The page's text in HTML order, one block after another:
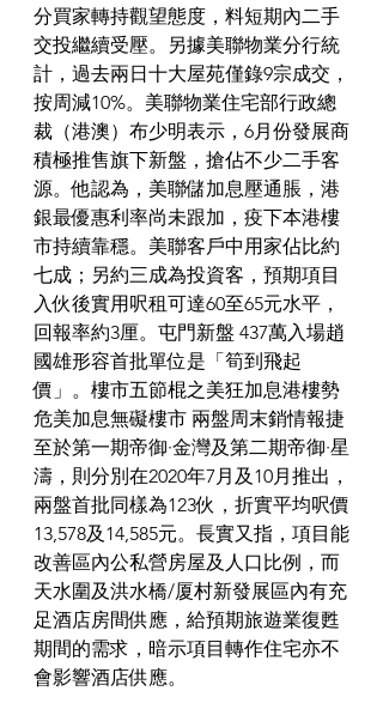
分買家轉持觀望態度，料短期內二手
交投繼續受壓。另據美聯物業分行統
計，過去兩日十大屋苑僅錄9宗成交，
按周減10%。美聯物業住宅部行政總
裁（港澳）布少明表示，6月份發展商
積極推售旗下新盤，搶佔不少二手客
源。他認為，美聯儲加息壓通脹，港
銀最優惠利率尚未跟加，疫下本港樓
市持續靠穩。美聯客戶中用家佔比約
七成；另約三成為投資客，預期項目
入伙後實用呎租可達60至65元水平，
回報率約3厘。屯門新盤 437萬入場趙
國雄形容首批單位是「筍到飛起
價」。樓市五節棍之美狂加息港樓勢
危美加息無礙樓市 兩盤周末銷情報捷
至於第一期帝御·金灣及第二期帝御·星
濤，則分別在2020年7月及10月推出，
兩盤首批同樣為123伙，折實平均呎價
13,578及14,585元。長實又指，項目能
改善區內公私營房屋及人口比例，而
天水圍及洪水橋/厦村新發展區內有充
足酒店房間供應，給預期旅遊業復甦
期間的需求，暗示項目轉作住宅亦不
會影響酒店供應。